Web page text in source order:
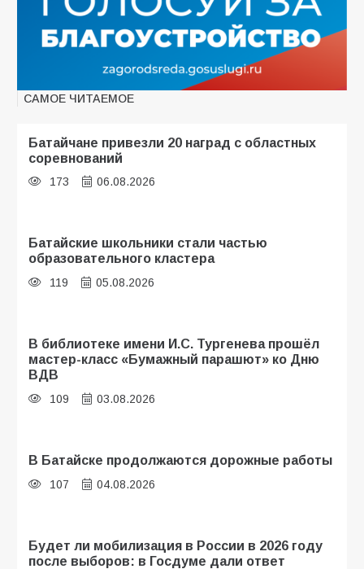
САМОЕ ЧИТАЕМОЕ
Батайчане привезли 20 наград с областных
соревнований
173 06.08.2026
Батайские школьники стали частью
образовательного кластера
119 05.08.2026
В библиотеке имени И.С. Тургенева прошёл
мастер-класс «Бумажный парашют» ко Дню
ВДВ
109 03.08.2026
В Батайске продолжаются дорожные работы
107 04.08.2026
Будет ли мобилизация в России в 2026 году
после выборов: в Госдуме дали ответ